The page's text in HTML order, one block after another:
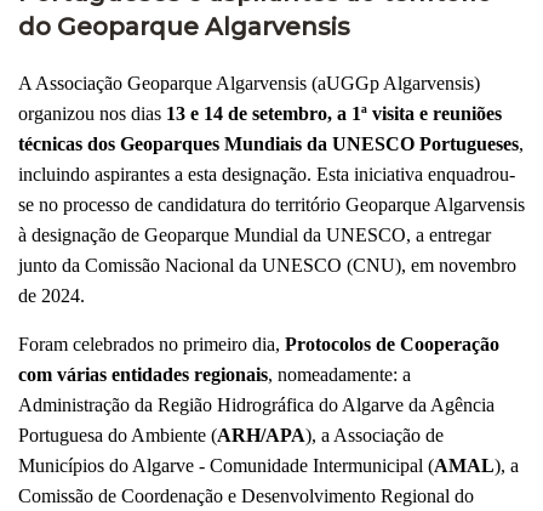
do Geoparque Algarvensis
A Associação Geoparque Algarvensis (aUGGp Algarvensis)
organizou nos dias 13 e 14 de setembro, a 1ª visita e reuniões
técnicas dos Geoparques Mundiais da UNESCO Portugueses,
incluindo aspirantes a esta designação. Esta iniciativa enquadrou-
se no processo de candidatura do território Geoparque Algarvensis
à designação de Geoparque Mundial da UNESCO, a entregar
junto da Comissão Nacional da UNESCO (CNU), em novembro
de 2024.
Foram celebrados no primeiro dia, Protocolos de Cooperação
com várias entidades regionais, nomeadamente: a
Administração da Região Hidrográfica do Algarve da Agência
Portuguesa do Ambiente (ARH/APA), a Associação de
Municípios do Algarve - Comunidade Intermunicipal (AMAL), a
Comissão de Coordenação e Desenvolvimento Regional do